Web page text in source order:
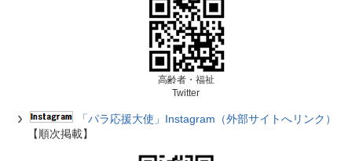
高齢者・福祉
Twitter
「パラ応援大使」Instagram（外部サイトへリンク）
【順次掲載】